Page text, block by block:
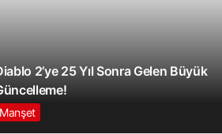
2’ye 25 Yıl Sonra Gelen Büyük
Manşet